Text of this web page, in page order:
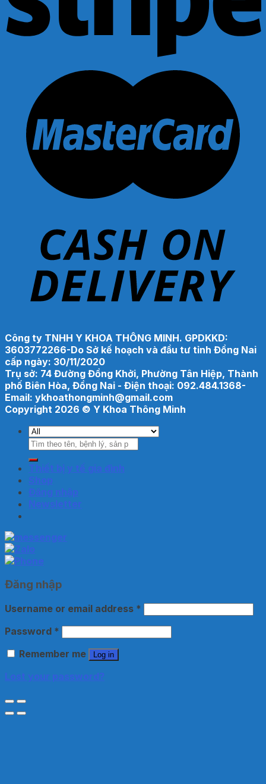
Công ty TNHH Y KHOA THÔNG MINH. GPDKKD:
3603772266-Do Sở kế hoạch và đầu tư tỉnh Đồng Nai
cấp ngày: 30/11/2020
Trụ sở: 74 Đường Đồng Khởi, Phường Tân Hiệp, Thành
phố Biên Hòa, Đồng Nai - Điện thoại: 092.484.1368-
Email: ykhoathongminh@gmail.com
Copyright 2026 © Y Khoa Thông Minh
Search
for:
Thiết bị y tế gia đình
Shop
Đăng nhập
Newsletter
Đăng nhập
Username or email address *
Password *
Remember me
Log in
Lost your password?